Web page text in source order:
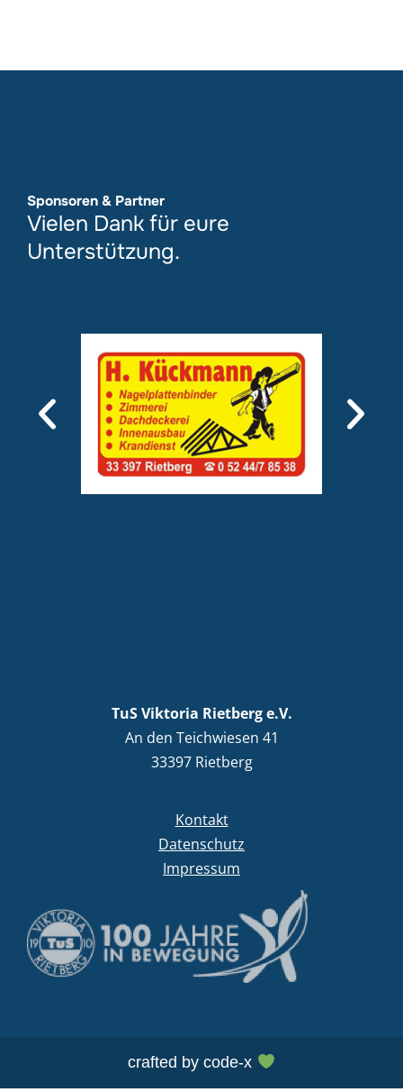
Sponsoren & Partner
Vielen Dank für eure
Unterstützung.
TuS Viktoria Rietberg e.V.
An den Teichwiesen 41
33397 Rietberg
Kontakt
Datenschutz
Impressum
crafted bycode-x